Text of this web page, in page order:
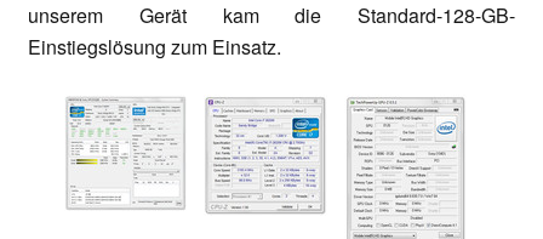
unserem Gerät kam die Standard-128-GB-
Einstiegslösung zum Einsatz.